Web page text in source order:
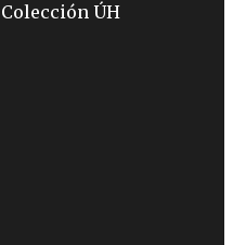
Colección ÚH